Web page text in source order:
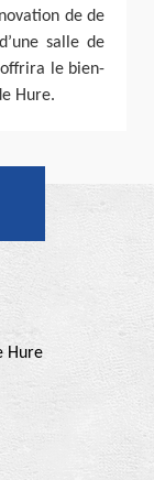
de de
salle de
le bien-
Hure.
Hure